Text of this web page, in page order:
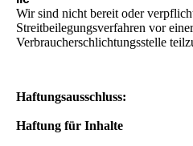
Wir sind nicht bereit oder
Streitbeilegungsverfahren vor einer
Verbraucherschlichtungsstelle
Haftungsausschluss:
Haftung für Inhalte